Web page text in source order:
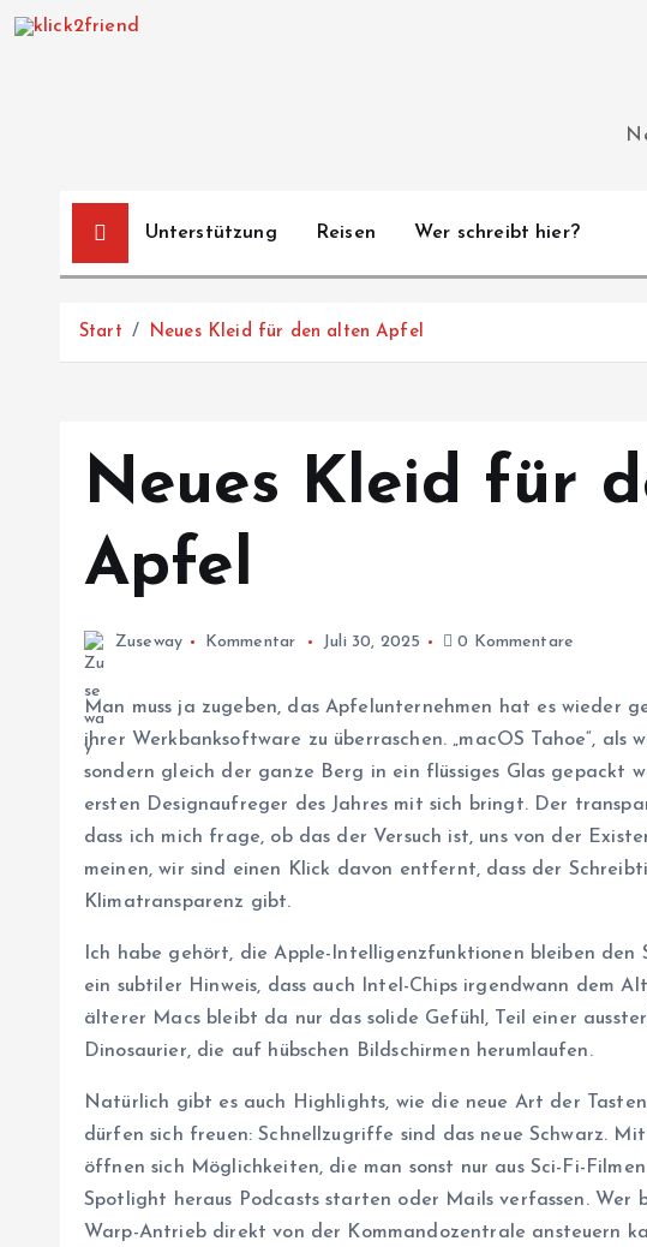
Unterstützung Reisen Wer schreibt hier?
Start Neues Kleid für den alten Apfel
Neues Kleid für
Apfel
Zuseway Kommentar Juli 30, 2025 0 Kommentare
Man muss ja zugeben, das Apfelunternehmen hat es wieder
ihrer Werkbanksoftware zu überraschen. „macOS Tahoe“, als
sondern gleich der ganze Berg in ein flüssiges Glas gepackt
ersten Designaufreger des Jahres mit sich bringt. Der
dass ich mich frage, ob das der Versuch ist, uns von der
meinen, wir sind einen Klick davon entfernt, dass der
Klimatransparenz gibt.
Ich habe gehört, die Apple-Intelligenzfunktionen bleiben den
ein subtiler Hinweis, dass auch Intel-Chips irgendwann dem
älterer Macs bleibt da nur das solide Gefühl, Teil einer
Dinosaurier, die auf hübschen Bildschirmen herumlaufen.
Natürlich gibt es auch Highlights, wie die neue Art der
dürfen sich freuen: Schnellzugriffe sind das neue Schwarz.
öffnen sich Möglichkeiten, die man sonst nur aus Sci-Fi-
Spotlight heraus Podcasts starten oder Mails verfassen. Wer
Warp-Antrieb direkt von der Kommandozentrale ansteuern